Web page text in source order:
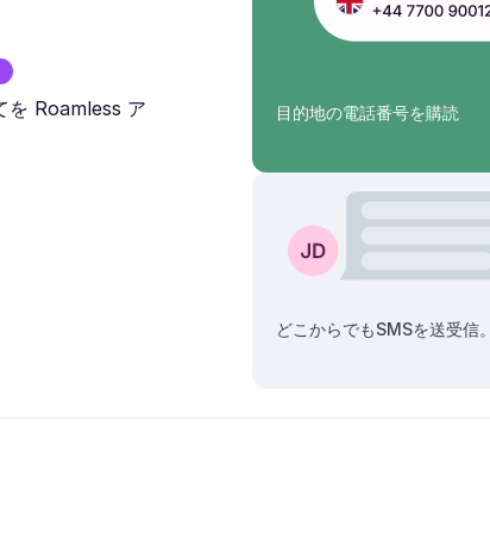
を Roamless ア 目的地の電話番号を購読
どこからでもSMSを送受信。